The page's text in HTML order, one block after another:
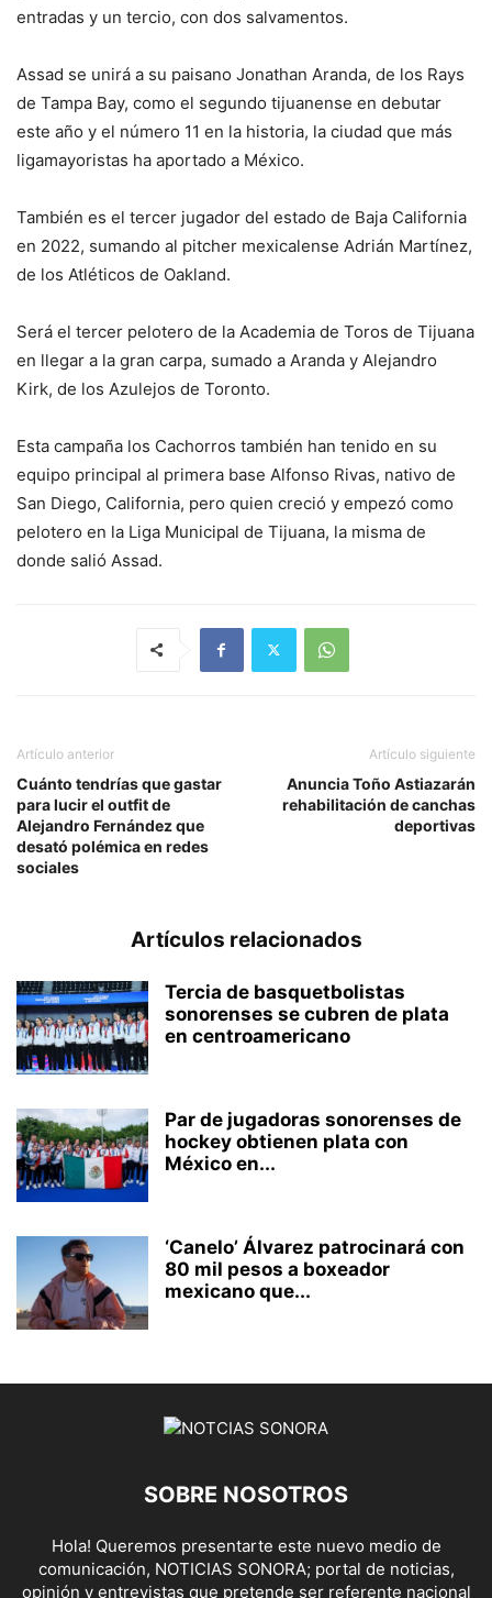
entradas y un tercio, con dos salvamentos.
Assad se unirá a su paisano Jonathan Aranda, de los Rays
de Tampa Bay, como el segundo tijuanense en debutar
este año y el número 11 en la historia, la ciudad que más
ligamayoristas ha aportado a México.
También es el tercer jugador del estado de Baja California
en 2022, sumando al pitcher mexicalense Adrián Martínez,
de los Atléticos de Oakland.
Será el tercer pelotero de la Academia de Toros de Tijuana
en llegar a la gran carpa, sumado a Aranda y Alejandro
Kirk, de los Azulejos de Toronto.
Esta campaña los Cachorros también han tenido en su
equipo principal al primera base Alfonso Rivas, nativo de
San Diego, California, pero quien creció y empezó como
pelotero en la Liga Municipal de Tijuana, la misma de
donde salió Assad.
Artículo anterior
Cuánto tendrías que gastar
para lucir el outfit de
Alejandro Fernández que
desató polémica en redes
sociales
Artículo siguiente
Anuncia Toño Astiazarán
rehabilitación de canchas
deportivas
Artículos relacionados
Tercia de basquetbolistas
sonorenses se cubren de plata
en centroamericano
Par de jugadoras sonorenses de
hockey obtienen plata con
México en...
‘Canelo’ Álvarez patrocinará con
80 mil pesos a boxeador
mexicano que...
SOBRE NOSOTROS
Hola! Queremos presentarte este nuevo medio de
comunicación, NOTICIAS SONORA; portal de noticias,
opinión y entrevistas que pretende ser referente nacional